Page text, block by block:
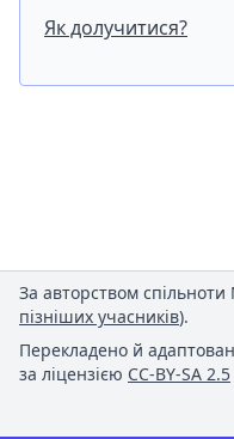
Як долучитися?
За авторством спільноти
пізніших учасників).
Перекладено й
за ліцензією CC-BY-SA 2.5